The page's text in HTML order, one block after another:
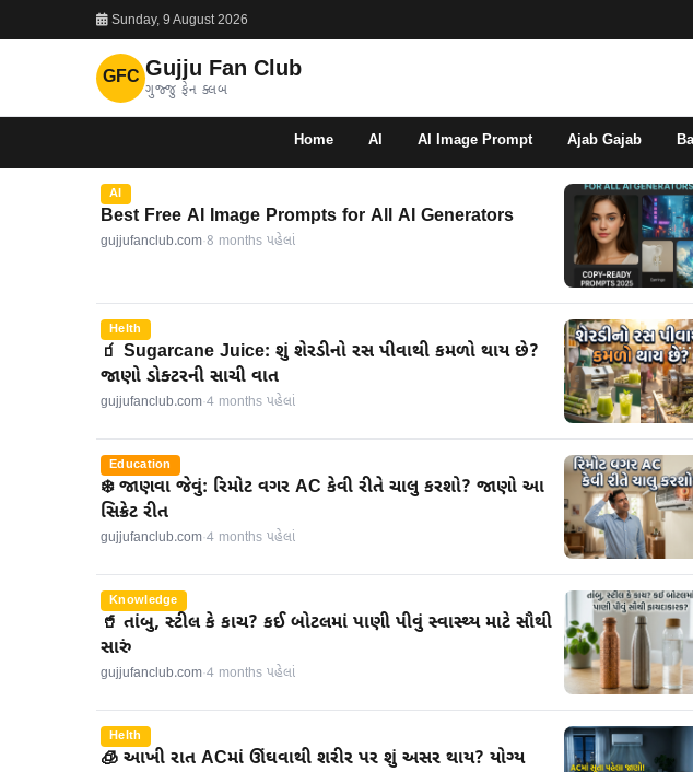
Sunday, 9 August 2026
GFC Gujju Fan Club
ગુજ્જુ ફેન ક્લબ
Home AI AI Image Prompt Ajab Gajab
AI
Best Free AI Image Prompts for All AI Generators
gujjufanclub.com·8 months પહેલાં
Helth
🧃 Sugarcane Juice: શું શેરડીનો રસ પીવાથી કમળો થાય છે?
જાણો ડોક્ટરની સાચી વાત
gujjufanclub.com·4 months પહેલાં
Education
❄️ જાણવા જેવું: રિમોટ વગર AC કેવી રીતે ચાલુ કરશો? જાણો આ
સિક્રેટ રીત
gujjufanclub.com·4 months પહેલાં
Knowledge
🥤 તાંબુ, સ્ટીલ કે કાચ? કઈ બોટલમાં પાણી પીવું સ્વાસ્થ્ય માટે સૌથી
સારું
gujjufanclub.com·4 months પહેલાં
Helth
🧊 આખી રાત ACમાં ઊંઘવાથી શરીર પર શું અસર થાય? યોગ્ય